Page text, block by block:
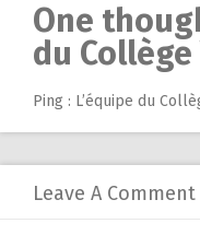
One
du Collège
Ping : L’équipe du
Leave A Comment